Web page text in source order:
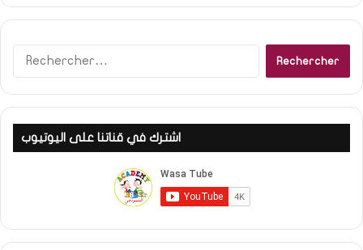
اشترك في قناتنا على اليوتيوب